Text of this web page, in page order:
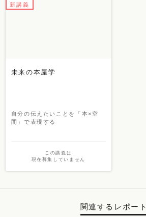
新講義
未来の本屋学
自分の伝えたいことを「本×空
間」で表現する
この講義は
現在募集していません
関連するレポート